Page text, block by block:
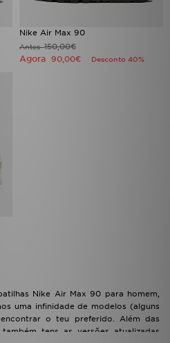
Nike Air Max 90
Antes150,00€
Agora 90,00€ Desconto 40%
Nike Air Max 90 para homem,
uma infinidade de modelos (alguns
o teu preferido. Além das
tens as versões atualizadas